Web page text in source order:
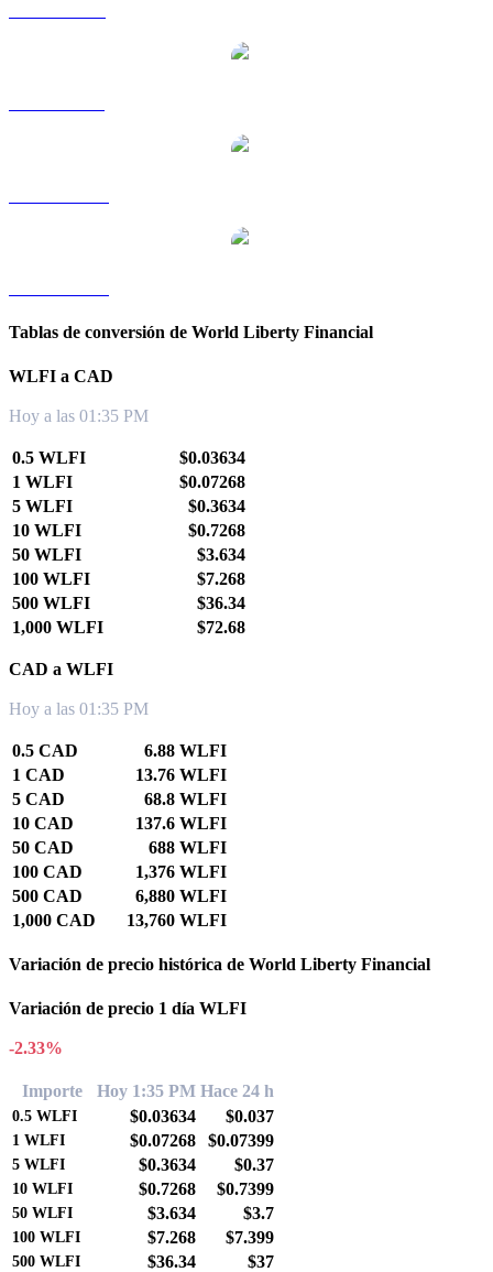
Tablas de conversión de World Liberty Financial
WLFI a CAD
Hoy a las 01:35 PM
0.5 WLFI
$0.03634
1 WLFI
$0.07268
5 WLFI
$0.3634
10 WLFI
$0.7268
50 WLFI
$3.634
100 WLFI
$7.268
500 WLFI
$36.34
1,000 WLFI
$72.68
CAD a WLFI
Hoy a las 01:35 PM
0.5 CAD
6.88 WLFI
1 CAD
13.76 WLFI
5 CAD
68.8 WLFI
10 CAD
137.6 WLFI
50 CAD
688 WLFI
100 CAD
1,376 WLFI
500 CAD
6,880 WLFI
1,000 CAD
13,760 WLFI
Variación de precio histórica de World Liberty Financial
Variación de precio 1 día WLFI
-2.33%
Importe Hoy 1:35 PM Hace 24 h
0.5 WLFI $0.03634 $0.037
1 WLFI $0.07268 $0.07399
5 WLFI $0.3634 $0.37
10 WLFI $0.7268 $0.7399
50 WLFI $3.634 $3.7
100 WLFI $7.268 $7.399
500 WLFI $36.34 $37